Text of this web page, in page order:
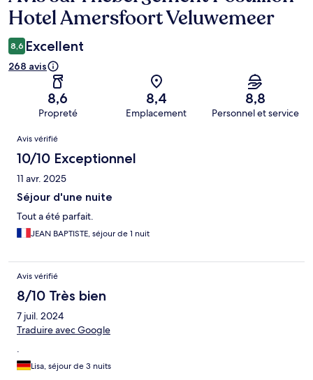
Hotel Amersfoort Veluwemeer
8,6 Excellent
268 avis
8,6
Propreté
8,4
Emplacement
8,8
Personnel et service
Avis
Avis vérifié
10/10 Exceptionnel
11 avr. 2025
Séjour d'une nuite
Tout a été parfait.
JEAN BAPTISTE, séjour de 1 nuit
Avis vérifié
8/10 Très bien
7 juil. 2024
Traduire avec Google
.
Lisa, séjour de 3 nuits